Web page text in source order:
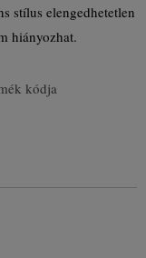
stílus elengedhetetlen
hiányozhat.
kódja